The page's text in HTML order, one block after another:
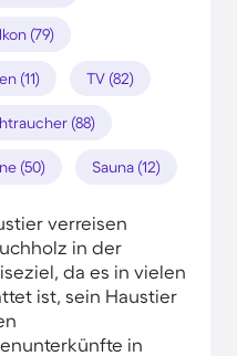
(79)
(11) TV (82)
(88)
(50) Sauna (12)
verreisen
in der
da es in vielen
ist, sein Haustier
in